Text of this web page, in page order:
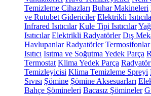
Temizleme Cihazları Buhar Makineleri
ve Rutubet Gidericiler Elektrikli
Infrared Isıtıcılar Kule Tipi Isıtıcılar
Isıtıcılar Elektrikli Radyatörler Dış
Havlupanlar Radyatörler Termosifonlar
Isıtıcı Isıtma ve Soğutma Yedek Parça
Termostat Klima Yedek Parça
Temizleyicisi Klima Temizleme Spreyi
Sıvısı Şömine Şömine Aksesuarları
Bahçe Şömineleri Bacasız Şömineler